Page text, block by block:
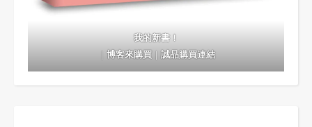
我的新書！
｜博客來購買｜誠品購買連結